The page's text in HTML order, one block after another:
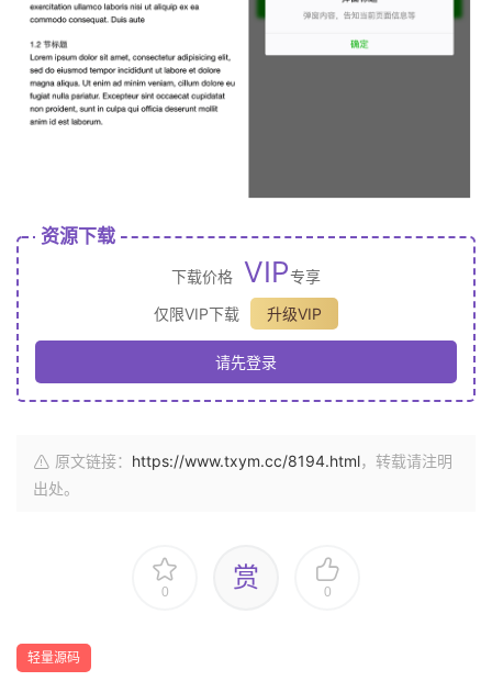
资源下载
下载价格 VIP专享
仅限VIP下载
升级VIP
请先登录
原文链接： https://www.txym.cc/8194.html，转载请注明
出处。
0 赏 0
轻量源码